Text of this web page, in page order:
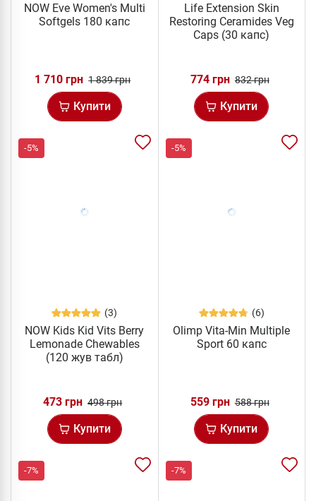
NOW Eve Women's Multi
Softgels 180 капс
1 710 грн 1 839 грн
Купити
Life Extension Skin
Restoring Ceramides Veg
Caps (30 капс)
774 грн 832 грн
Купити
-5%
(3)
NOW Kids Kid Vits Berry
Lemonade Chewables
(120 жув табл)
473 грн 498 грн
Купити
-5%
(6)
Olimp Vita-Min Multiple
Sport 60 капс
559 грн 588 грн
Купити
-7% -7%